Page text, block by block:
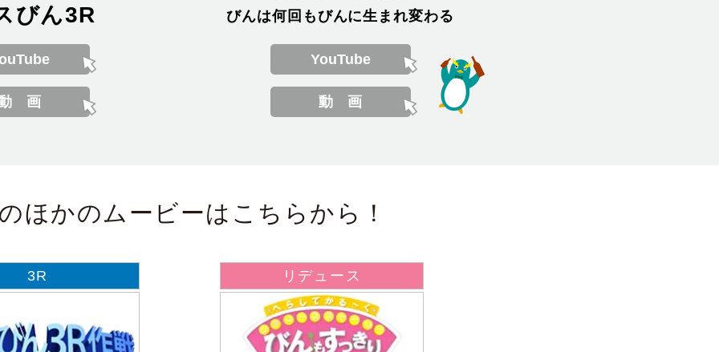
びん3R びんは何回 もびんに生 まれ変わる
YouTube
ほかのムービーはこちらから！
3R リデュース